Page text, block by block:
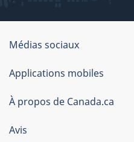
Organisation
du
gouvernement
du
Canada
Médias sociaux
Applications mobiles
À propos de Canada.ca
Avis